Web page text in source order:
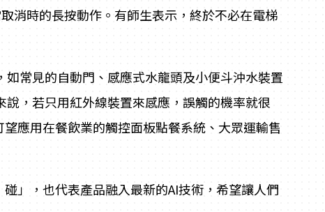
消時的長按動作。有師生表示，終於不必在電梯
常見的自動門、感應式水龍頭及小便斗沖水裝置
，若只用紅外線裝置來感應，誤觸的機率就很
應用在餐飲業的觸控面板點餐系統、大眾運輸售
」，也代表產品融入最新的AI技術，希望讓人們